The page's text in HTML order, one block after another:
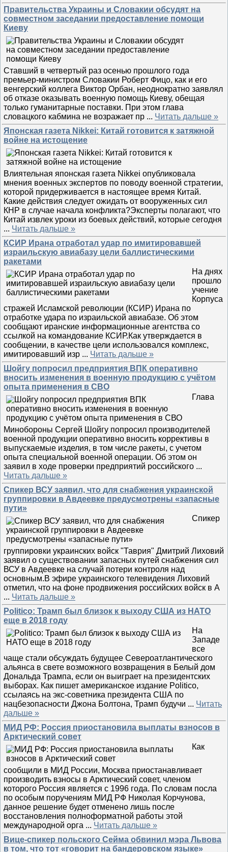
Правительства Украины и Словакии обсудят на
совместном заседании предоставление помощи
Киеву
Ставший в четвертый раз осенью прошлого года
премьер-министром Словакии Роберт Фицо, как и его
венгерский коллега Виктор Орбан, неоднократно заявлял
об отказе оказывать военную помощь Киеву, обещая
только гуманитарные поставки. При этом глава
словацкого кабмина не возражает пр ... Читать дальше »
Японская газета Nikkei: Китай готовится к затяжной
войне на истощение
Влиятельная японская газета Nikkei опубликовала
мнения военных экспертов по поводу военной стратегии,
которой придерживается в настоящее время Китай.
Какие действия следует ожидать от вооруженных сил
КНР в случае начала конфликта?Эксперты полагают, что
Китай извлек уроки из боевых действий, которые сегодня
... Читать дальше »
КСИР Ирана отработал удар по имитировавшей
израильскую авиабазу цели баллистическими
ракетами
На днях
прошло
учение
Корпуса
стражей Исламской революции (КСИР) Ирана по
отработке удара по израильской авиабазе. Об этом
сообщают иранские информационные агентства со
ссылкой на командование КСИР.Как утверждается в
сообщении, в качестве цели использовался комплекс,
имитировавший изр ... Читать дальше »
Шойгу попросил предприятия ВПК оперативно
вносить изменения в военную продукцию с учётом
опыта применения в СВО
Глава
Минобороны Сергей Шойгу попросил производителей
военной продукции оперативно вносить коррективы в
выпускаемые изделия, в том числе ракеты, с учетом
опыта специальной военной операции. Об этом он
заявил в ходе проверки предприятий российского ...
Читать дальше »
Спикер ВСУ заявил, что для снабжения украинской
группировки в Авдеевке предусмотрены «запасные
пути»
Спикер
группировки украинских войск "Таврия" Дмитрий Лиховий
заявил о существовании запасных путей снабжения сил
ВСУ в Авдеевке на случай потери контроля над
основным.В эфире украинского телевидения Лиховий
отметил, что на фоне продвижения российских войск в А
... Читать дальше »
Politico: Трамп был близок к выходу США из НАТО
еще в 2018 году
На
Западе
все
чаще стали обсуждать будущее Североатлантического
альянса в свете возможного возвращения в Белый дом
Дональда Трампа, если он выиграет на президентских
выборах. Как пишет американское издание Politico,
ссылаясь на экс-советника президента США по
нацбезопасности Джона Болтона, Трамп будучи ... Читать
дальше »
МИД РФ: Россия приостановила выплаты взносов в
Арктический совет
Как
сообщили в МИД России, Москва приостанавливает
производить взносы в Арктический совет, членом
которого Россия является с 1996 года. По словам посла
по особым поручениям МИД РФ Николая Корчунова,
данное решение будет отменено лишь после
восстановления полноформатной работы этой
международной орга ... Читать дальше »
Вице-спикер польского Сейма обвинил мэра Львова
в том, что тот «говорит на бандеровском языке»